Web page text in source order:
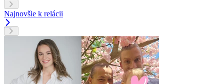
Najnovšie k relácii